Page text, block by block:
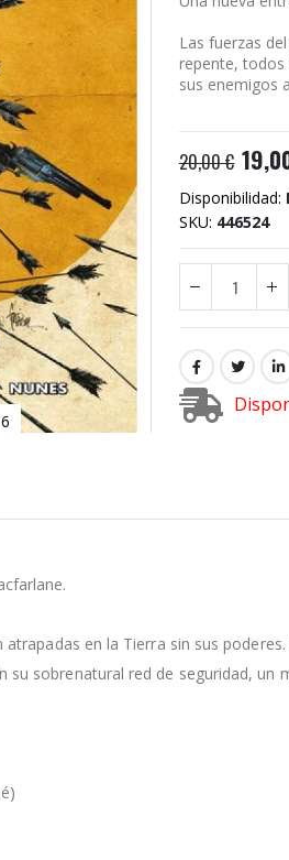
Las fuerzas
repente, todos
sus enemigos
20,00 €
Disponibilidad:
SKU 446524
en la Tierra sin sus
su sobrenatural red de seguridad,